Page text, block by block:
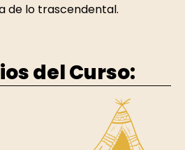
de lo trascendental.
del Curso: